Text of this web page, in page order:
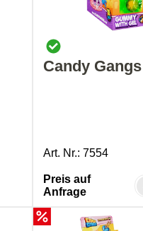
Candy
Art. Nr.: 7554
Preis auf
Anfrage